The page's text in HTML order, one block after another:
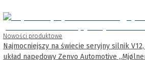
Nowości produktowe
Najmocniejszy na świecie seryjny silnik
układ napędowy Zenvo Automotive